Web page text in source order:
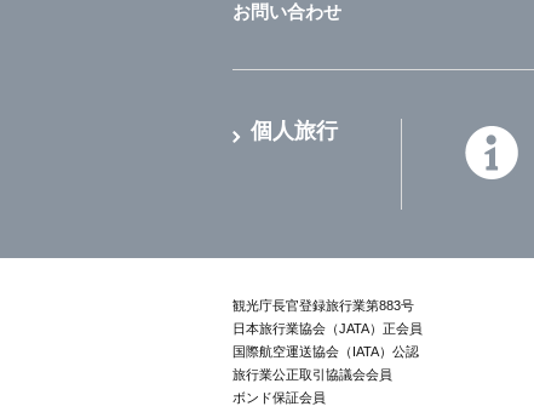
お問い合わせ
個人旅行
観光庁長官登録旅行業第883号
日本旅行業協会（JATA）正会員
国際航空運送協会（IATA）公認
旅行業公正取引協議会会員
ボンド保証会員